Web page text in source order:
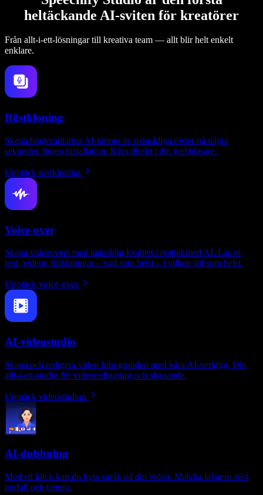
heltäckande AI-sviten för kreatörer
Från allt-i-ett-lösningar till kreativa team — allt blir helt enkelt
enklare.
Röstkloning
Skapa högkvalitativa AI-kloner av mänskliga röster på några
sekunder. Ingen installation. Körs direkt i din webbläsare.
Upptäck röstkloning
Voice-over
Skapa voiceovers med mänsklig kvalitet i realtid med AI. Läs in
text, videor, förklaringar – vad som helst – i vilken stil som helst.
Upptäck voice-over
AI-videostudio
Skapa och redigera video från grunden med våra AI-verktyg. Din
allt-i-ett-studio för videoredigering och skapande.
Upptäck videostudion
AI-dubbning
Med ett klick kan du byta språk på din video. Matcha talarens röst,
tonfall och tempo.